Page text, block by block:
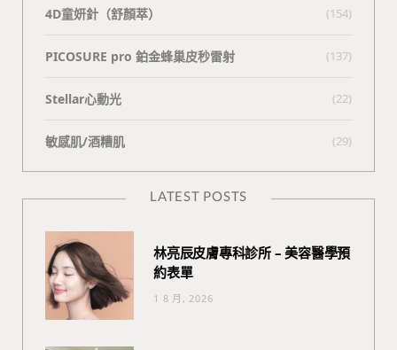
4D童妍針（舒顏萃） (154)
PICOSURE pro 鉑金蜂巢皮秒雷射 (137)
Stellar心動光 (22)
敏感肌/酒糟肌 (29)
LATEST POSTS
林亮辰皮膚專科診所 – 美容醫學預
約表單
1 8 月, 2026